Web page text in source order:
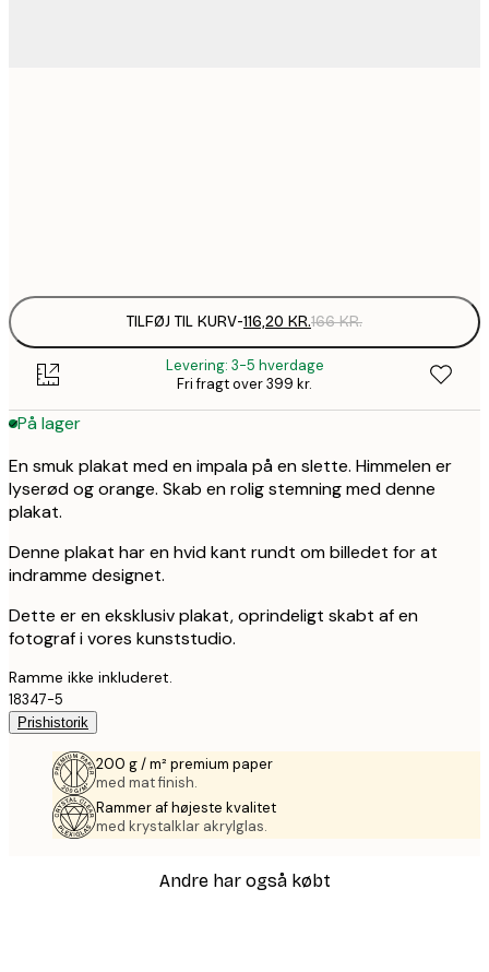
TILFØJ TIL KURV-116,20 KR.166 KR.
Levering: 3-5 hverdage
Fri fragt over 399 kr.
På lager
En smuk plakat med en impala på en slette. Himmelen er
lyserød og orange. Skab en rolig stemning med denne
plakat.
Denne plakat har en hvid kant rundt om billedet for at
indramme designet.
Dette er en eksklusiv plakat, oprindeligt skabt af en
fotograf i vores kunststudio.
Ramme ikke inkluderet.
18347-5
Prishistorik
200 g / m² premium paper
med mat finish.
Rammer af højeste kvalitet
med krystalklar akrylglas.
Andre har også købt